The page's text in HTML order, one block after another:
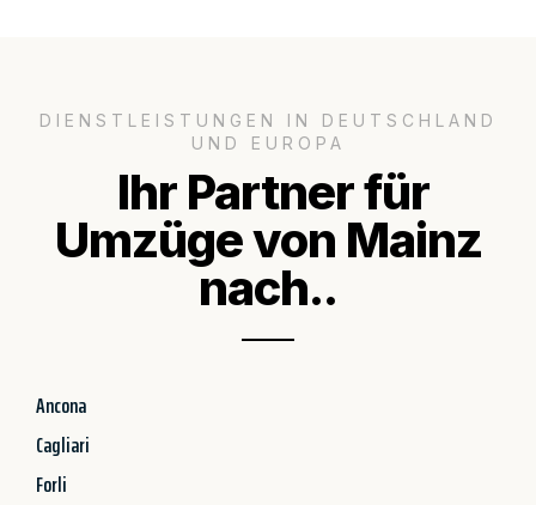
DIENSTLEISTUNGEN IN DEUTSCHLAND
UND EUROPA
Ihr Partner für
Umzüge von Mainz
nach..
Ancona
Cagliari
Forli